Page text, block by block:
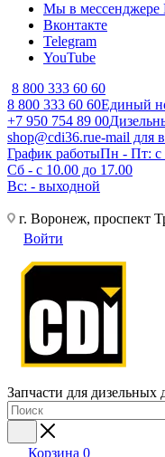
Мы в мессенджере
Вконтакте
Telegram
YouTube
8 800 333 60 60
8 800 333 60 60Единый
+7 950 754 89 00
shop@cdi36.rue-mail для
График работыПн - Пт: с
Сб - с 10.00 до 17.00
Вс: - выходной
г. Воронеж, проспект
Войти
Запчасти для дизельных
Корзина 0